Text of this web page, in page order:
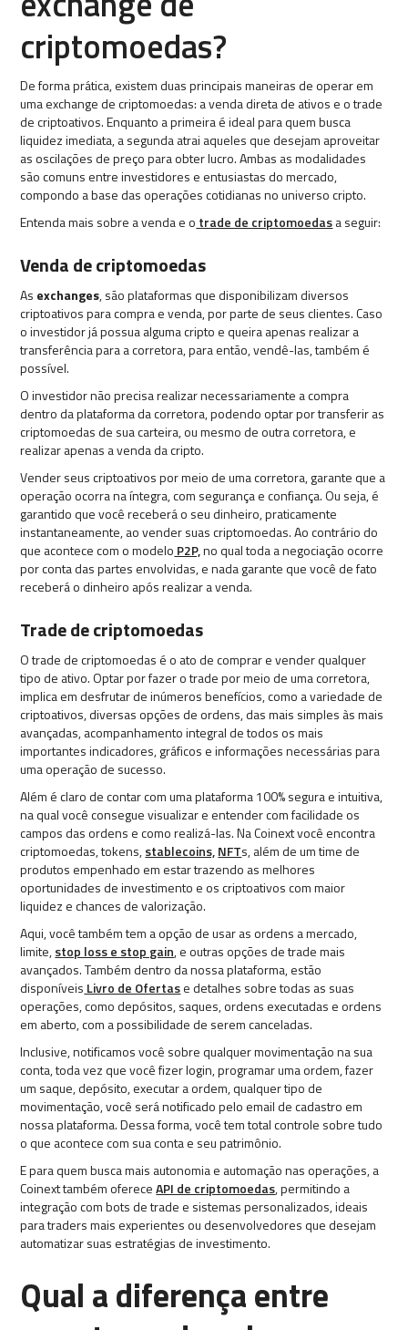
criptomoedas?
De forma prática, existem duas principais maneiras de operar em
uma exchange de criptomoedas: a venda direta de ativos e o trade
de criptoativos. Enquanto a primeira é ideal para quem busca
liquidez imediata, a segunda atrai aqueles que desejam aproveitar
as oscilações de preço para obter lucro. Ambas as modalidades
são comuns entre investidores e entusiastas do mercado,
compondo a base das operações cotidianas no universo cripto.
Entenda mais sobre a venda e o trade de criptomoedasa seguir:
Venda de criptomoedas
As exchanges, são plataformas que disponibilizam diversos
criptoativos para compra e venda, por parte de seus clientes. Caso
o investidor já possua alguma cripto e queira apenas realizar a
transferência para a corretora, para então, vendê-las, também é
possível.
O investidor não precisa realizar necessariamente a compra
dentro da plataforma da corretora, podendo optar por transferir as
criptomoedas de sua carteira, ou mesmo de outra corretora, e
realizar apenas a venda da cripto.
Vender seus criptoativos por meio de uma corretora, garante que a
operação ocorra na íntegra, com segurança e confiança. Ou seja, é
garantido que você receberá o seu dinheiro, praticamente
instantaneamente, ao vender suas criptomoedas. Ao contrário do
que acontece com o modelo P2P,no qual toda a negociação ocorre
por conta das partes envolvidas, e nada garante que você de fato
receberá o dinheiro após realizar a venda.
Trade de criptomoedas
O trade de criptomoedas é o ato de comprar e vender qualquer
tipo de ativo. Optar por fazer o trade por meio de uma corretora,
implica em desfrutar de inúmeros benefícios, como a variedade de
criptoativos, diversas opções de ordens, das mais simples às mais
avançadas, acompanhamento integral de todos os mais
importantes indicadores, gráficos e informações necessárias para
uma operação de sucesso.
Além é claro de contar com uma plataforma 100% segura e intuitiva,
na qual você consegue visualizar e entender com facilidade os
campos das ordens e como realizá-las. Na Coinext você encontra
criptomoedas, tokens,stablecoins,NFTs, além de um time de
produtos empenhado em estar trazendo as melhores
oportunidades de investimento e os criptoativos com maior
liquidez e chances de valorização.
Aqui, você também tem a opção de usar as ordens a mercado,
limite,stop loss e stop gain, e outras opções de trade mais
avançados. Também dentro da nossa plataforma, estão
disponíveis Livro de Ofertase detalhes sobre todas as suas
operações, como depósitos, saques, ordens executadas e ordens
em aberto, com a possibilidade de serem canceladas.
Inclusive, notificamos você sobre qualquer movimentação na sua
conta, toda vez que você fizer login, programar uma ordem, fazer
um saque, depósito, executar a ordem, qualquer tipo de
movimentação, você será notificado pelo email de cadastro em
nossa plataforma. Dessa forma, você tem total controle sobre tudo
o que acontece com sua conta e seu patrimônio.
E para quem busca mais autonomia e automação nas operações, a
Coinext também ofereceAPI de criptomoedas, permitindo a
integração com bots de trade e sistemas personalizados, ideais
para traders mais experientes ou desenvolvedores que desejam
automatizar suas estratégias de investimento.
Qual a diferença entre